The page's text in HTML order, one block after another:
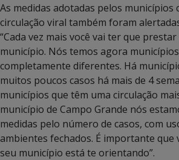
As medidas adotadas pelos municípios
circulação viral também foram
“Cada vez mais você vai ter que
município. Nós temos agora
completamente diferentes. Há
muitos poucos casos há mais de 4
municípios que têm uma circulação
município de Campo Grande nós
medidas pelo número de casos, com
ambientes fechados. É importante que
seu município está te orientando”.